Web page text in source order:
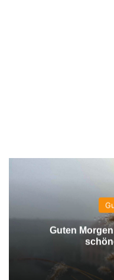
Guten